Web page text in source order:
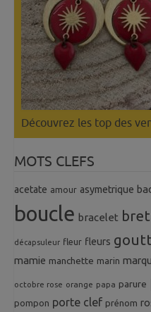
Découvrez les top des
MOTS CLEFS
acetate amour asymetrique
boucle bracelet
décapsuleur fleur fleurs
mamie manchette marin
octobre rose orange papa parure
pompon porte clef prénom